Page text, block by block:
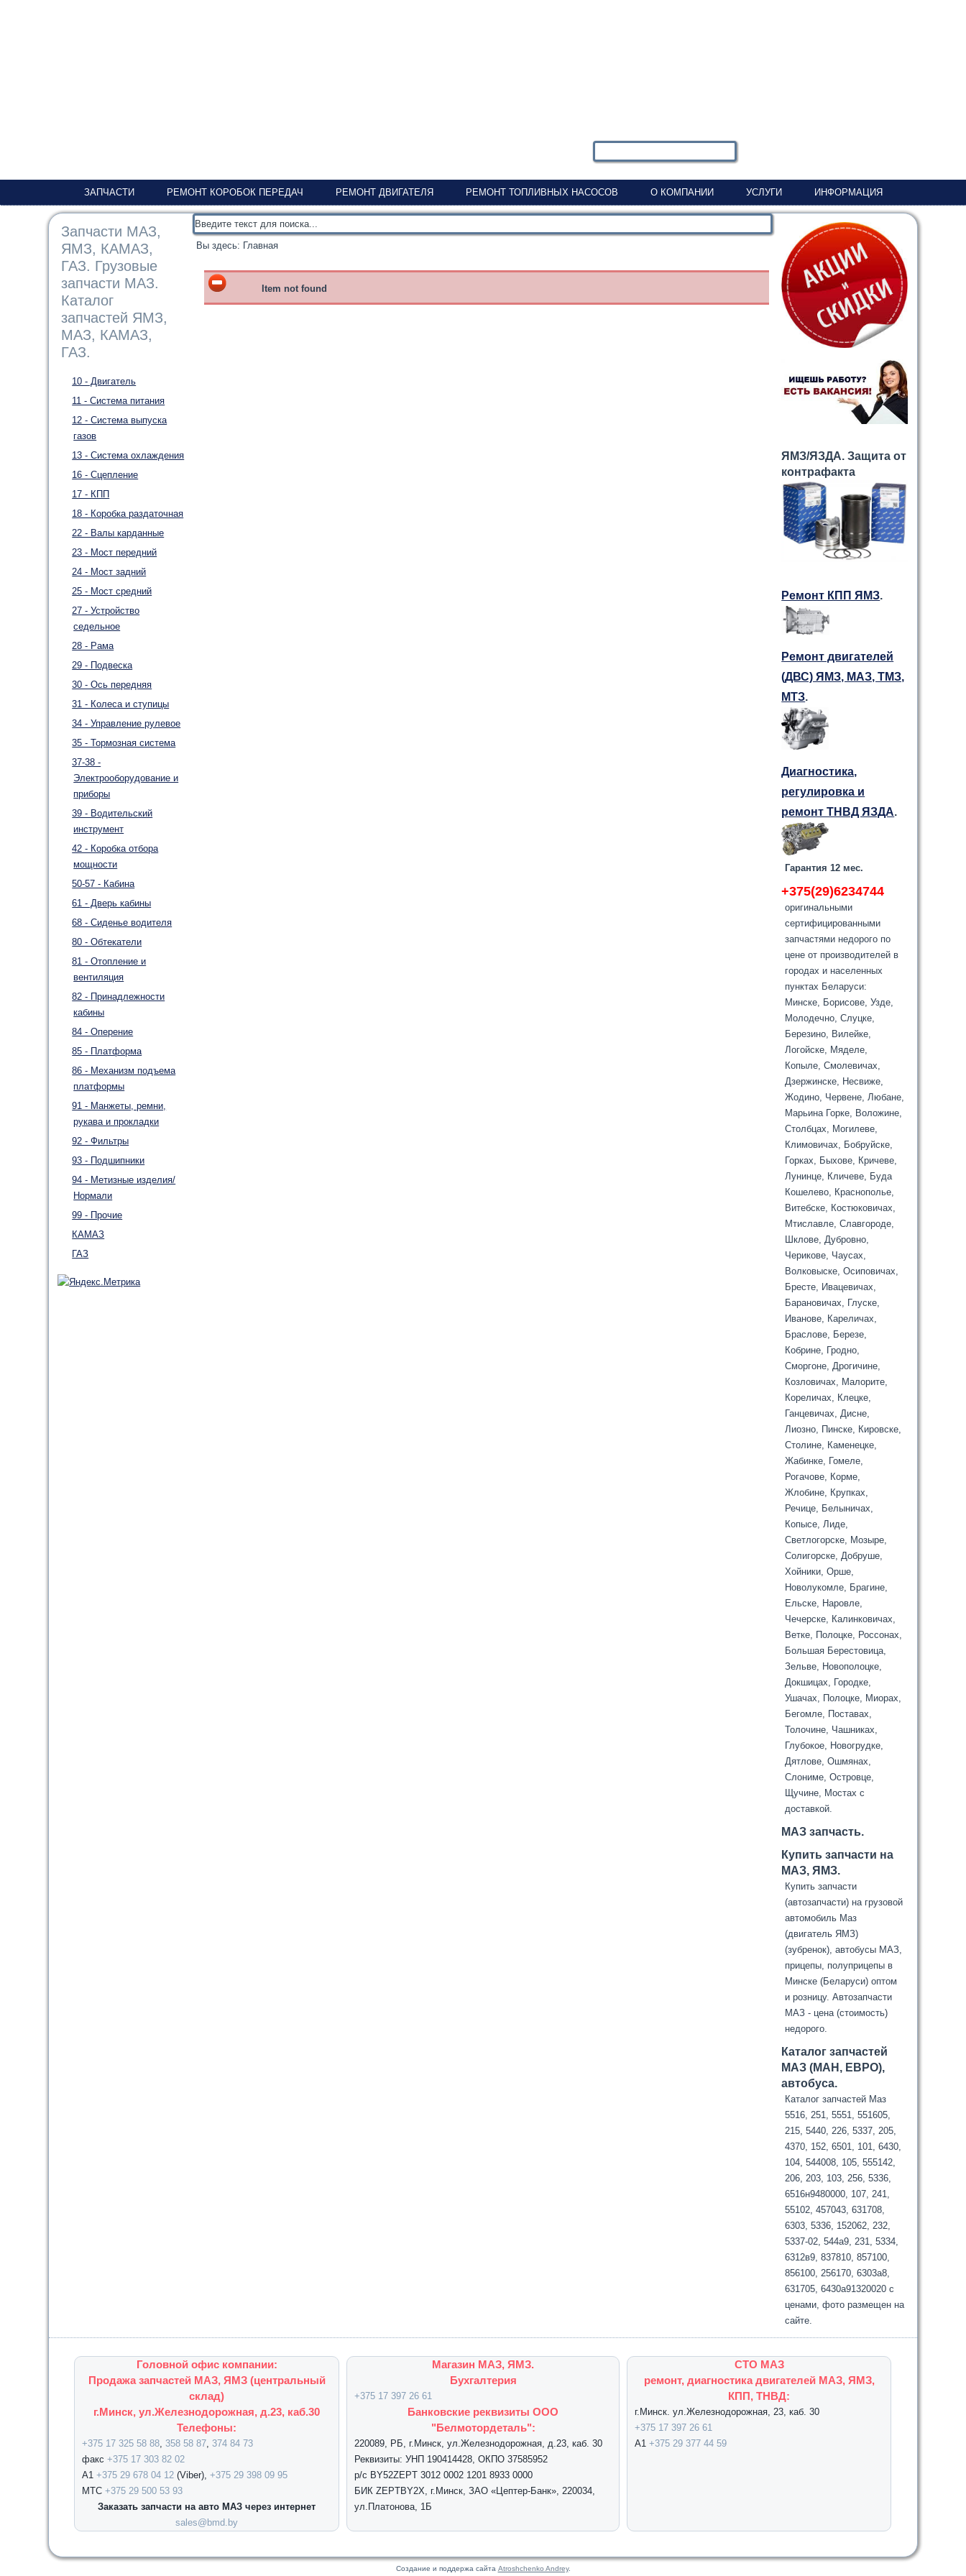
ЗАПЧАСТИ РЕМОНТ КОРОБОК ПЕРЕДАЧ РЕМОНТ ДВИГАТЕЛЯ РЕМОНТ ТОПЛИВНЫХ НАСОСОВ О КОМПАНИИ УСЛУГИ ИНФОРМАЦИЯ
Запчасти МАЗ,
ЯМЗ, КАМАЗ,
ГАЗ. Грузовые
запчасти МАЗ.
Каталог
запчастей ЯМЗ,
МАЗ, КАМАЗ,
ГАЗ.
10 - Двигатель
11 - Система питания
12 - Система выпуска
газов
13 - Система охлаждения
16 - Сцепление
17 - КПП
18 - Коробка раздаточная
22 - Валы карданные
23 - Мост передний
24 - Мост задний
25 - Мост средний
27 - Устройство
седельное
28 - Рама
29 - Подвеска
30 - Ось передняя
31 - Колеса и ступицы
34 - Управление рулевое
35 - Тормозная система
37-38 -
Электрооборудование и
приборы
39 - Водительский
инструмент
42 - Коробка отбора
мощности
50-57 - Кабина
61 - Дверь кабины
68 - Сиденье водителя
80 - Обтекатели
81 - Отопление и
вентиляция
82 - Принадлежности
кабины
84 - Оперение
85 - Платформа
86 - Механизм подъема
платформы
91 - Манжеты, ремни,
рукава и прокладки
92 - Фильтры
93 - Подшипники
94 - Метизные изделия/
Нормали
99 - Прочие
КАМАЗ
ГАЗ
Вы здесь: Главная
Item not found
ЯМЗ/ЯЗДА. Защита от
контрафакта
Ремонт КПП ЯМЗ.
Ремонт двигателей
(ДВС) ЯМЗ, МАЗ, ТМЗ,
МТЗ.
Диагностика,
регулировка и
ремонт ТНВД ЯЗДА.
Гарантия 12 мес.
+375(29)6234744
оригинальными
сертифицированными
запчастями недорого по
цене от производителей в
городах и населенных
пунктах Беларуси:
Минске, Борисове, Узде,
Молодечно, Слуцке,
Березино, Вилейке,
Логойске, Мяделе,
Копыле, Смолевичах,
Дзержинске, Несвиже,
Жодино, Червене, Любане,
Марьина Горке, Воложине,
Столбцах, Могилеве,
Климовичах, Бобруйске,
Горках, Быхове, Кричеве,
Лунинце, Кличеве, Буда
Кошелево, Краснополье,
Витебске, Костюковичах,
Мтиславле, Славгороде,
Шклове, Дубровно,
Черикове, Чаусах,
Волковыске, Осиповичах,
Бресте, Ивацевичах,
Барановичах, Глуске,
Иванове, Кареличах,
Браслове, Березе,
Кобрине, Гродно,
Сморгоне, Дрогичине,
Козловичах, Малорите,
Кореличах, Клецке,
Ганцевичах, Дисне,
Лиозно, Пинске, Кировске,
Столине, Каменецке,
Жабинке, Гомеле,
Рогачове, Корме,
Жлобине, Крупках,
Речице, Белыничах,
Копысе, Лиде,
Светлогорске, Мозыре,
Солигорске, Добруше,
Хойники, Орше,
Новолукомле, Брагине,
Ельске, Наровле,
Чечерске, Калинковичах,
Ветке, Полоцке, Россонах,
Большая Берестовица,
Зельве, Новополоцке,
Докшицах, Городке,
Ушачах, Полоцке, Миорах,
Бегомле, Поставах,
Толочине, Чашниках,
Глубокое, Новогрудке,
Дятлове, Ошмянах,
Слониме, Островце,
Щучине, Мостах с
доставкой.
МАЗ запчасть.
Купить запчасти на
МАЗ, ЯМЗ.
Купить запчасти
(автозапчасти) на грузовой
автомобиль Маз
(двигатель ЯМЗ)
(зубренок), автобусы МАЗ,
прицепы, полуприцепы в
Минске (Беларуси) оптом
и розницу. Автозапчасти
МАЗ - цена (стоимость)
недорого.
Каталог запчастей
МАЗ (МАН, ЕВРО),
автобуса.
Каталог запчастей Маз
5516, 251, 5551, 551605,
215, 5440, 226, 5337, 205,
4370, 152, 6501, 101, 6430,
104, 544008, 105, 555142,
206, 203, 103, 256, 5336,
6516н9480000, 107, 241,
55102, 457043, 631708,
6303, 5336, 152062, 232,
5337-02, 544а9, 231, 5334,
6312в9, 837810, 857100,
856100, 256170, 6303а8,
631705, 6430а91320020 с
ценами, фото размещен на
сайте.
Головной офис компании:
Продажа запчастей МАЗ, ЯМЗ (центральный
склад)
г.Минск, ул.Железнодорожная, д.23, каб.30
Телефоны:
+375 17 325 58 88, 358 58 87, 374 84 73
факс+375 17 303 82 02
А1+375 29 678 04 12 (Viber),+375 29 398 09 95
МТС+375 29 500 53 93
Заказать запчасти на авто МАЗ через интернет
sales@bmd.by
Магазин МАЗ, ЯМЗ.
Бухгалтерия
+375 17 397 26 61
Банковские реквизиты ООО
"Белмотордеталь":
220089, РБ, г.Минск, ул.Железнодорожная, д.23, каб. 30
Реквизиты: УНП 190414428, ОКПО 37585952
р/с BY52ZEPT 3012 0002 1201 8933 0000
БИК ZEPTBY2X, г.Минск, ЗАО «Цептер-Банк», 220034,
ул.Платонова, 1Б
СТО МАЗ
ремонт, диагностика двигателей МАЗ, ЯМЗ,
КПП, ТНВД:
г.Минск. ул.Железнодорожная, 23, каб. 30
+375 17 397 26 61
А1+375 29 377 44 59
Создание и поддержа сайта Atroshchenko Andrey.